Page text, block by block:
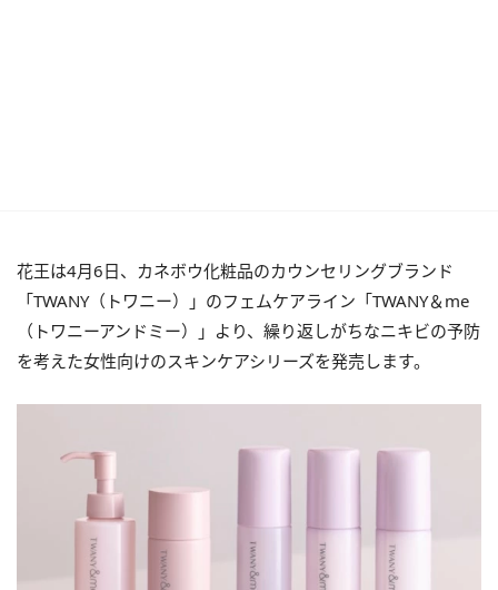
花王は4月6日、カネボウ化粧品のカウンセリングブランド
「TWANY（トワニー）」のフェムケアライン「TWANY＆me
（トワニーアンドミー）」より、繰り返しがちなニキビの予防
を考えた女性向けのスキンケアシリーズを発売します。